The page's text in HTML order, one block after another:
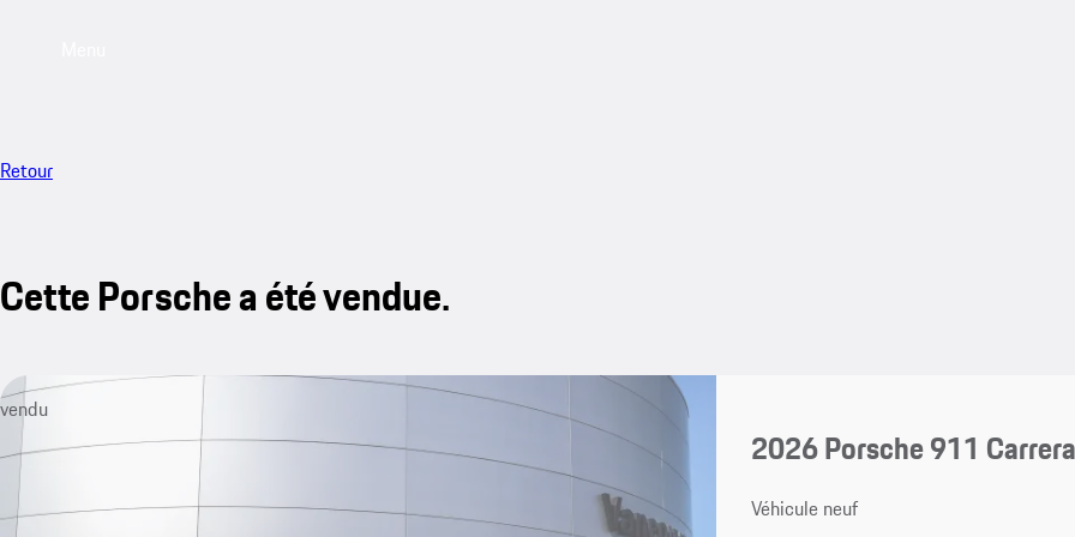
Retour
Cette Porsche a été vendue.
vendu
2026 Porsche 911
Véhicule neuf